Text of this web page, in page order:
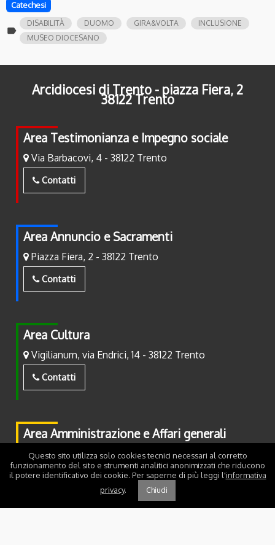
Catechesi
label
DISABILITÀ DUOMO GIRA&VOLTA
INCLUSIONE
MUSEO DIOCESANO
Arcidiocesi di Trento - piazza Fiera, 2
38122 Trento
Area Testimonianza e Impegno sociale
Via Barbacovi, 4 - 38122 Trento
Contatti
Area Annuncio e Sacramenti
Piazza Fiera, 2 - 38122 Trento
Contatti
Area Cultura
Vigilianum, via Endrici, 14 - 38122 Trento
Contatti
Area Amministrazione e Affari generali
Piazza Fiera, 2 - 38122 Trento
Contatti
Questo sito utilizza solo cookies tecnici necessari al corretto
funzionamento del sito e strumenti analitici anonimizzati che riducono
il potere identificativo dei cookie. Per saperne di più leggi l'informativa
privacy. Chiudi